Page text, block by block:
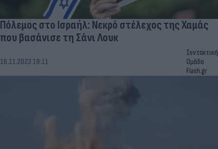
Πόλεμος στο Ισραήλ: Νεκρό στέλεχος της Χαμάς
που βασάνισε τη Σάνι Λουκ
16.11.2023 19:11
Συντακτική
Ομάδα
Flash.gr